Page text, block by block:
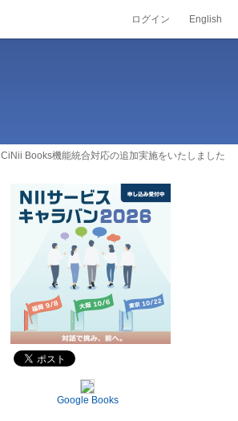
ログイン English
CiNii Books機能統合対応の追加実施をいたしました
Google Books